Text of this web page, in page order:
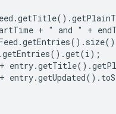
+ " and " +